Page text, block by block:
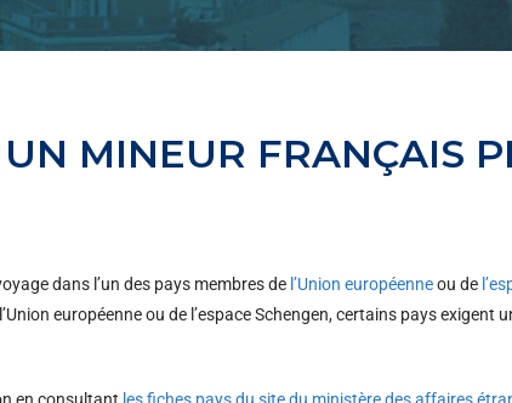
MINEUR FRANÇAIS
dans l’un des pays membres de l’Union européenneou de
européenne ou de l’espace Schengen, certains pays exigent